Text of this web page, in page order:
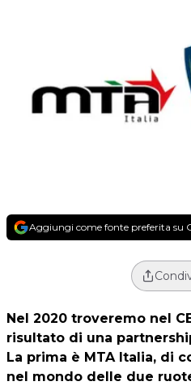
Aggiungi come fonte preferita su
Nel 2020 troveremo nel
risultato di una
La prima è MTA Italia, di
nel mondo delle due